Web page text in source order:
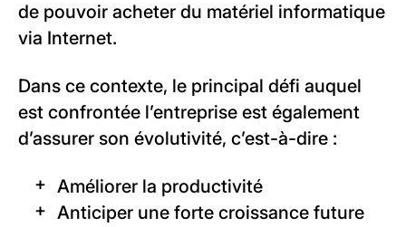
de pouvoir acheter du matériel informatique
via Internet.
Dans ce contexte, le principal défi auquel
est confrontée l’entreprise est également
d’assurer son évolutivité, c’est-à-dire :
Améliorer la productivité
Anticiper une forte croissance future